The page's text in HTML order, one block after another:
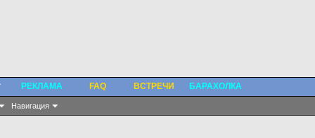
Навигация
РЕКЛАМА FAQ ВСТРЕЧИ БАРАХОЛКА